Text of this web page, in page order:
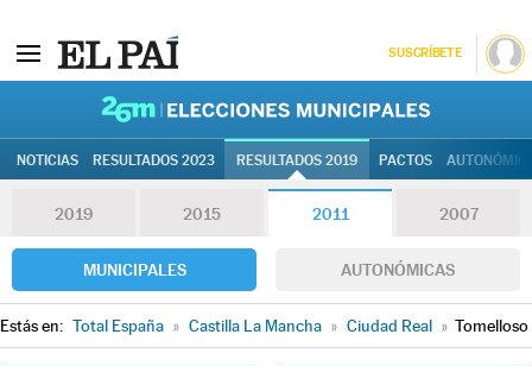
SUSCRÍBETE
NOTICIAS RESULTADOS 2023 RESULTADOS 2019 PACTOS
2019 2015 2011 2007
MUNICIPALES AUTONÓMICAS
Estás en: Total España » Castilla La Mancha » Ciudad Real » Tomelloso